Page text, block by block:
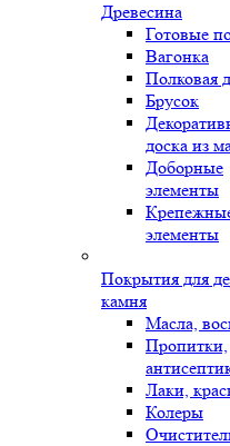
Древесина
Готовые
Вагонка
Полковая
Брусок
доска из
Доборные
элементы
элементы
Покрытия для
камня
Масла,
Пропитки,
Лаки,
Колеры